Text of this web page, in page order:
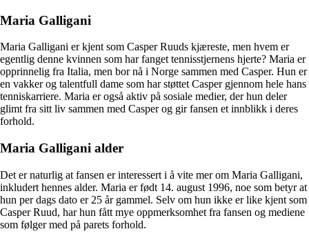
Maria Galligani
Maria Galligani er kjent som Casper Ruuds kjæreste, men hvem er
egentlig denne kvinnen som har fanget tennisstjernens hjerte? Maria er
opprinnelig fra Italia, men bor nå i Norge sammen med Casper. Hun er
en vakker og talentfull dame som har støttet Casper gjennom hele hans
tenniskarriere. Maria er også aktiv på sosiale medier, der hun deler
glimt fra sitt liv sammen med Casper og gir fansen et innblikk i deres
forhold.
Maria Galligani alder
Det er naturlig at fansen er interessert i å vite mer om Maria Galligani,
inkludert hennes alder. Maria er født 14. august 1996, noe som betyr at
hun per dags dato er 25 år gammel. Selv om hun ikke er like kjent som
Casper Ruud, har hun fått mye oppmerksomhet fra fansen og mediene
som følger med på parets forhold.